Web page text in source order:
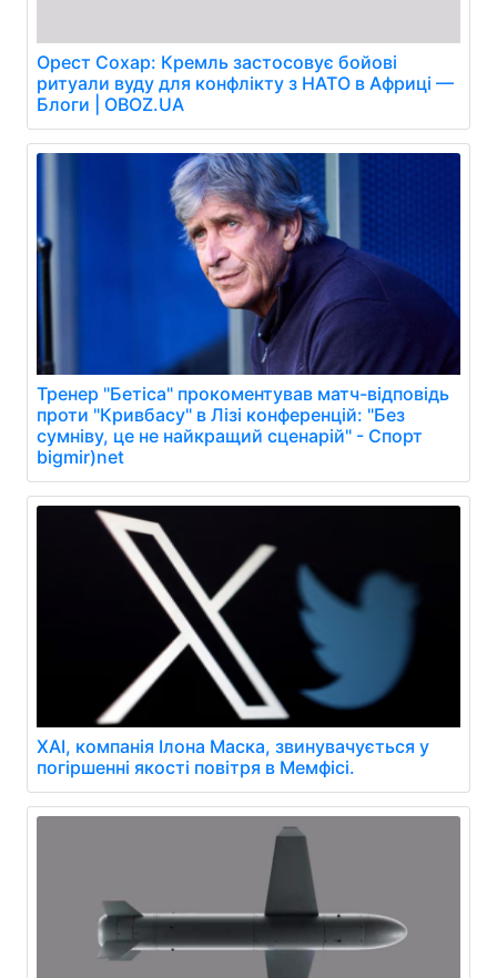
Орест Сохар: Кремль застосовує бойові
ритуали вуду для конфлікту з НАТО в Африці —
Блоги | OBOZ.UA
Тренер "Бетіса" прокоментував матч-відповідь
проти "Кривбасу" в Лізі конференцій: "Без
сумніву, це не найкращий сценарій" - Спорт
bigmir)net
XAI, компанія Ілона Маска, звинувачується у
погіршенні якості повітря в Мемфісі.